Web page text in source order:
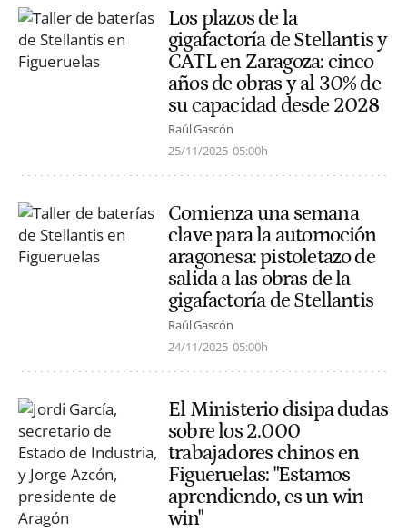
Los plazos de la
gigafactoría de Stellantis y
CATL en Zaragoza: cinco
años de obras y al 30% de
su capacidad desde 2028
Raúl Gascón
25/11/2025 05:00h
Comienza una semana
clave para la automoción
aragonesa: pistoletazo de
salida a las obras de la
gigafactoría de Stellantis
Raúl Gascón
24/11/2025 05:00h
El Ministerio disipa dudas
sobre los 2.000
trabajadores chinos en
Figueruelas: "Estamos
aprendiendo, es un win-
win"